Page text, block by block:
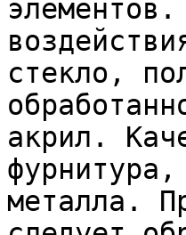
стекло,
акрил.
металла.